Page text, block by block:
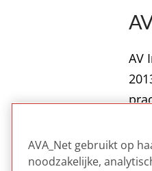
AV
AVA_Net gebruikt op
noodzakelijke,